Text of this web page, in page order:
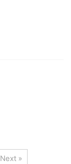
Next »